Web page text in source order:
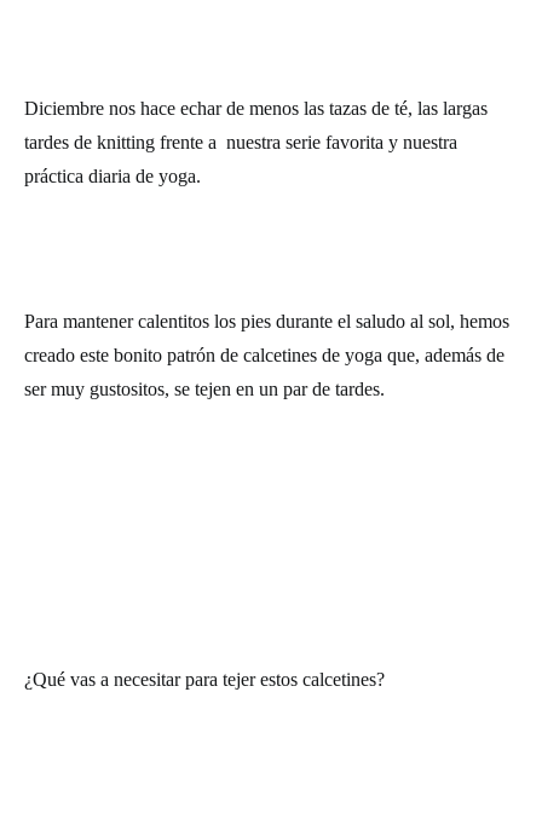
Diciembre nos hace echar de menos las tazas de té, las largas
tardes de knitting frente a nuestra serie favorita y nuestra
práctica diaria de yoga.
Para mantener calentitos los pies durante el saludo al sol, hemos
creado este bonito patrón de calcetines de yoga que, además de
ser muy gustositos, se tejen en un par de tardes.
¿Qué vas a necesitar para tejer estos calcetines?